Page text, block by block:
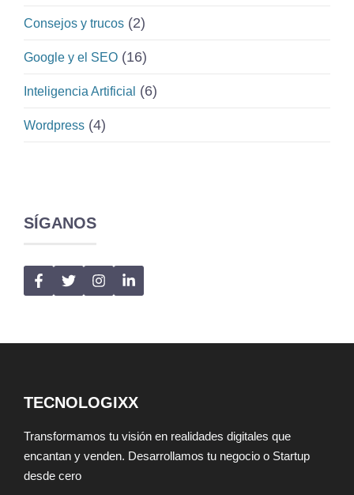
Consejos y trucos (2)
Google y el SEO (16)
Inteligencia Artificial (6)
Wordpress (4)
SÍGANOS
TECNOLOGIXX
Transformamos tu visión en realidades digitales que
encantan y venden. Desarrollamos tu negocio o Startup
desde cero